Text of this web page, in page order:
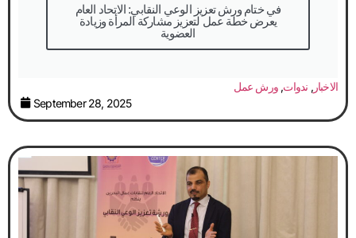
في ختام ورش تعزيز الوعي النقابي: الاتحاد العام
يعرض خطة عمل لتعزيز مشاركة المرأة وزيادة
العضوية
الاخبار, ندوات,ورش عمل
September 28, 2025